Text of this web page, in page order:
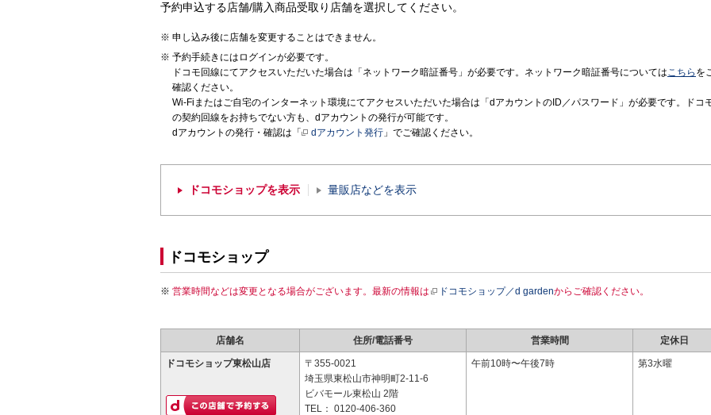
予約申込する店舗/購入商品受取り店舗を選択してください。
申し込み後に店舗を変更することはできません。
予約手続きにはログインが必要です。
ドコモ回線にてアクセスいただいた場合は「ネットワーク暗証番号」が必要です。ネットワーク暗証番号についてはこちら を
確認ください。
Wi-Fiまたはご自宅のインターネット環境にてアクセスいただいた場合は「dアカウントのID／パスワード」が必要です。ドコ
の契約回線をお持ちでない方も、dアカウントの発行が可能です。
dアカウントの発行・確認は「
dアカウント発行 」でご確認ください。
ドコモショップを表示 量販店などを表示
ドコモショップ
営業時間などは変更となる場合がございます。最新の情報は ドコモショップ／d gardenからご確認ください。
店舗名 住所/電話番号 営業時間 定休日
ドコモショップ東松山店
〒355-0021
埼玉県東松山市神明町2-11-6
ビバモール東松山 2階
TEL： 0120-406-360
午前10時〜午後7時 第3水曜